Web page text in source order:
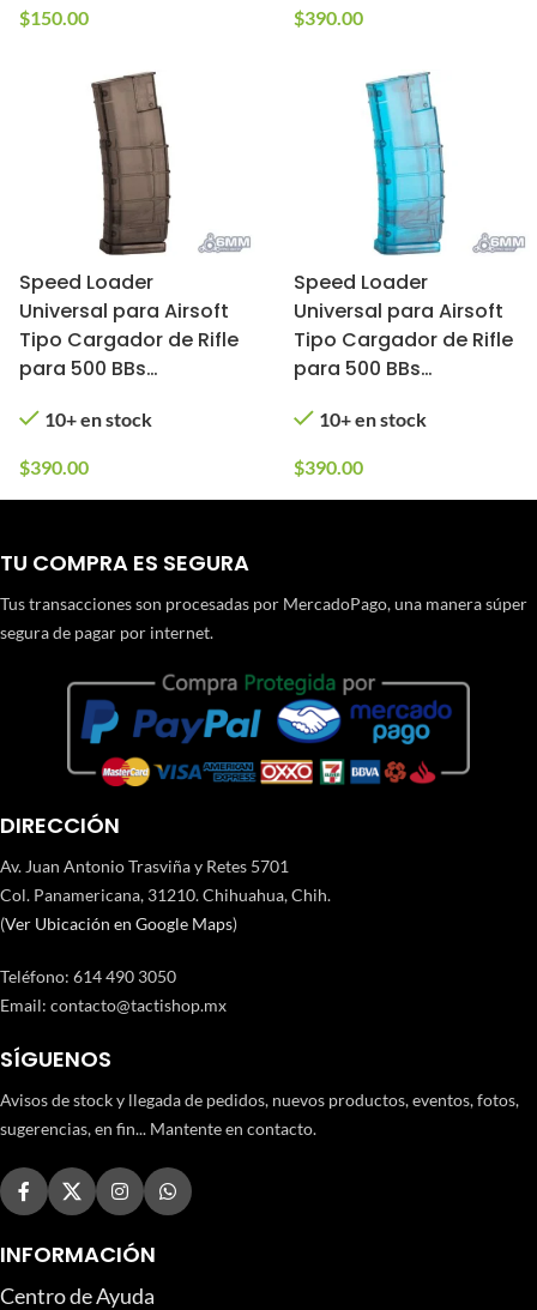
$150.00 $390.00
Speed Loader
Universal para Airsoft
Tipo Cargador de Rifle
para 500 BBs
Café)10+ en stock
$390.00
Speed Loader
Universal para Airsoft
Tipo Cargador de Rifle
para 500 BBs
Azul)10+ en stock
$390.00
TU COMPRA ES SEGURA
Tus transacciones son procesadas por MercadoPago, una manera súper
segura de pagar por internet.
DIRECCIÓN
Av. Juan Antonio Trasviña y Retes 5701
Col. Panamericana, 31210. Chihuahua, Chih.
(Ver Ubicación en Google Maps)
Teléfono: 614 490 3050
Email: contacto@tactishop.mx
SÍGUENOS
Avisos de stock y llegada de pedidos, nuevos productos, eventos, fotos,
sugerencias, en fin... Mantente en contacto.
INFORMACIÓN
Centro de Ayuda